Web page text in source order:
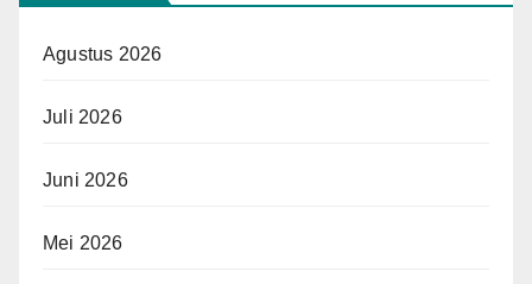
Agustus 2026
Juli 2026
Juni 2026
Mei 2026